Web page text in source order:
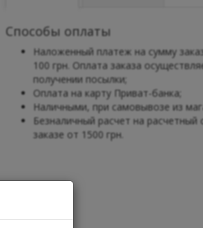
Способы оплаты
Наложенный платеж на сумму
100 грн. Оплата заказа
получении посылки;
Оплата на карту Приват-банка;
Наличными, при самовывозе из
Безналичный расчет на расчетный
заказе от 1500 грн.